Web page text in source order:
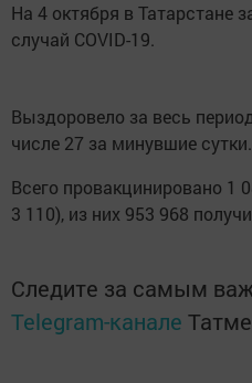
На 4 октября в Татарстане
случай COVID-19.
Выздоровело за весь
числе 27 за минувшие сутки.
Всего провакцинировано 1
3 110), из них 953 968
Следите за самым
Telegram-канале